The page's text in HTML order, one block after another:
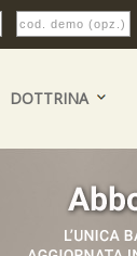
DOTTRINA